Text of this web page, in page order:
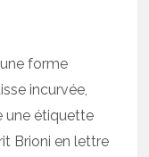
forme
incurvée,
une étiquette
Brioni en lettre